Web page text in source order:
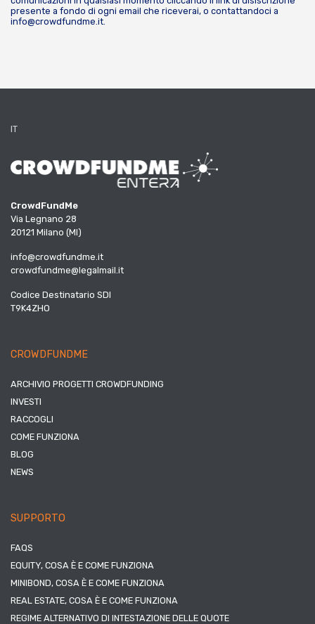
presente a fondo di ogni email che riceverai, o contattandoci a
info@crowdfundme.it
IT
CrowdFundMe
Via Legnano 28
20121 Milano (MI)
info@crowdfundme.it
crowdfundme@legalmail.it
Codice Destinatario SDI
T9K4ZHO
CROWDFUNDME
ARCHIVIO PROGETTI CROWDFUNDING
INVESTI
RACCOGLI
COME FUNZIONA
BLOG
NEWS
SUPPORTO
FAQS
EQUITY, COSA È E COME FUNZIONA
MINIBOND, COSA È E COME FUNZIONA
REAL ESTATE, COSA È E COME FUNZIONA
REGIME ALTERNATIVO DI INTESTAZIONE DELLE QUOTE